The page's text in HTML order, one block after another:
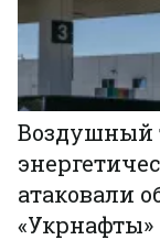
Воздушный
атаковали
«Укрнафты»